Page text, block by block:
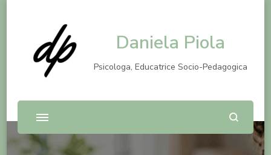
Daniela Piola
Psicologa, Educatrice Socio-Pedagogica